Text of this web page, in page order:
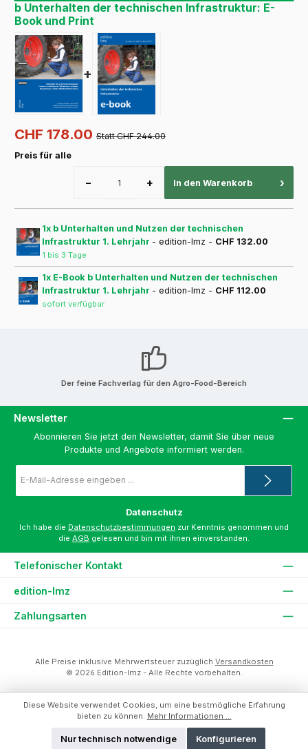
b Unterhalten der technischen Infrastruktur: E-
Book und Print
+
CHF 178.00 Statt CHF 244.00
Preis für alle
− + In den Warenkorb ›
1x b Unterhalten und Nutzen der technischen
Infrastruktur 1. Lehrjahr - edition-lmz - CHF 132.00
1 bis 3 Tage
1x E-Book b Unterhalten und Nutzen der technischen
Infrastruktur 1. Lehrjahr - edition-lmz - CHF 112.00
sofort verfügbar
Der feine Fachverlag für den Agro-Food-Bereich
Newsletter
Abonnieren Sie jetzt den Newsletter, damit Sie über neue
Produkte und Angebote informiert werden.
Mail-
*
Datenschutz
Ich habe die Datenschutzbestimmungen zur Kenntnis genommen und
die AGB gelesen und bin mit ihnen einverstanden.
Telefonischer Kontakt
edition-lmz
Zahlungsarten
Alle Preise inklusive Mehrwertsteuer zuzüglich Versandkosten
© 2026 Edition-lmz - Alle Rechte vorbehalten.
Diese Website verwendet Cookies, um eine bestmögliche Erfahrung
bieten zu können. Mehr Informationen ...
Nur technisch notwendige Konfigurieren